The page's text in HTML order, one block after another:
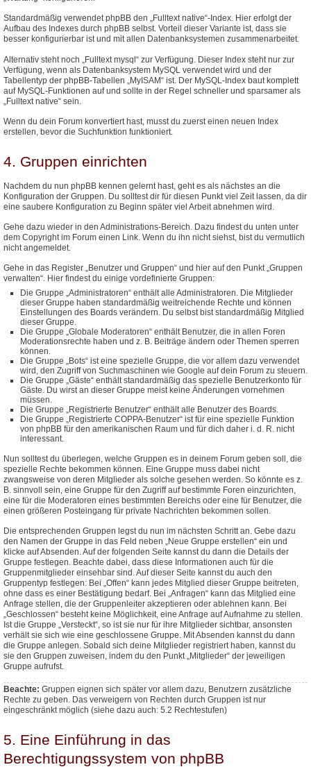
Standardmäßig verwendet phpBB den „Fulltext native“-Index. Hier erfolgt der
Aufbau des Indexes durch phpBB selbst. Vorteil dieser Variante ist, dass sie
besser konfigurierbar ist und mit allen Datenbanksystemen zusammenarbeitet.
Alternativ steht noch „Fulltext mysql“ zur Verfügung. Dieser Index steht nur zur
Verfügung, wenn als Datenbanksystem MySQL verwendet wird und der
Tabellentyp der phpBB-Tabellen „MyISAM“ ist. Der MySQL-Index baut komplett
auf MySQL-Funktionen auf und sollte in der Regel schneller und sparsamer als
„Fulltext native“ sein.
Wenn du dein Forum konvertiert hast, musst du zuerst einen neuen Index
erstellen, bevor die Suchfunktion funktioniert.
4. Gruppen einrichten
Nachdem du nun phpBB kennen gelernt hast, geht es als nächstes an die
Konfiguration der Gruppen. Du solltest dir für diesen Punkt viel Zeit lassen, da dir
eine saubere Konfiguration zu Beginn später viel Arbeit abnehmen wird.
Gehe dazu wieder in den Administrations-Bereich. Dazu findest du unten unter
dem Copyright im Forum einen Link. Wenn du ihn nicht siehst, bist du vermutlich
nicht angemeldet.
Gehe in das Register „Benutzer und Gruppen“ und hier auf den Punkt „Gruppen
verwalten“. Hier findest du einige vordefinierte Gruppen:
Die Gruppe „Administratoren“ enthält alle Administratoren. Die Mitglieder
dieser Gruppe haben standardmäßig weitreichende Rechte und können
Einstellungen des Boards verändern. Du selbst bist standardmäßig Mitglied
dieser Gruppe.
Die Gruppe „Globale Moderatoren“ enthält Benutzer, die in allen Foren
Moderationsrechte haben und z. B. Beiträge ändern oder Themen sperren
können.
Die Gruppe „Bots“ ist eine spezielle Gruppe, die vor allem dazu verwendet
wird, den Zugriff von Suchmaschinen wie Google auf dein Forum zu steuern.
Die Gruppe „Gäste“ enthält standardmäßig das spezielle Benutzerkonto für
Gäste. Du wirst an dieser Gruppe meist keine Änderungen vornehmen
müssen.
Die Gruppe „Registrierte Benutzer“ enthält alle Benutzer des Boards.
Die Gruppe „Registrierte COPPA-Benutzer“ ist für eine spezielle Funktion
von phpBB für den amerikanischen Raum und für dich daher i. d. R. nicht
interessant.
Nun solltest du überlegen, welche Gruppen es in deinem Forum geben soll, die
spezielle Rechte bekommen können. Eine Gruppe muss dabei nicht
zwangsweise von deren Mitglieder als solche gesehen werden. So könnte es z.
B. sinnvoll sein, eine Gruppe für den Zugriff auf bestimmte Foren einzurichten,
eine für die Moderatoren eines bestimmten Bereichs oder eine für Benutzer, die
einen größeren Posteingang für private Nachrichten bekommen sollen.
Die entsprechenden Gruppen legst du nun im nächsten Schritt an. Gebe dazu
den Namen der Gruppe in das Feld neben „Neue Gruppe erstellen“ ein und
klicke auf Absenden. Auf der folgenden Seite kannst du dann die Details der
Gruppe festlegen. Beachte dabei, dass diese Informationen auch für die
Gruppenmitglieder einsehbar sind. Auf dieser Seite kannst du auch den
Gruppentyp festlegen: Bei „Offen“ kann jedes Mitglied dieser Gruppe beitreten,
ohne dass es einer Bestätigung bedarf. Bei „Anfragen“ kann das Mitglied eine
Anfrage stellen, die der Gruppenleiter akzeptieren oder ablehnen kann. Bei
„Geschlossen“ besteht keine Möglichkeit, eine Anfrage auf Aufnahme zu stellen.
Ist die Gruppe „Versteckt“, so ist sie nur für ihre Mitglieder sichtbar, ansonsten
verhält sie sich wie eine geschlossene Gruppe. Mit Absenden kannst du dann
die Gruppe anlegen. Sobald sich deine Mitglieder registriert haben, kannst du
sie den Gruppen zuweisen, indem du den Punkt „Mitglieder“ der jeweiligen
Gruppe aufrufst.
Beachte: Gruppen eignen sich später vor allem dazu, Benutzern zusätzliche
Rechte zu geben. Das verweigern von Rechten durch Gruppen ist nur
eingeschränkt möglich (siehe dazu auch: 5.2 Rechtestufen)
5. Eine Einführung in das
Berechtigungssystem von phpBB